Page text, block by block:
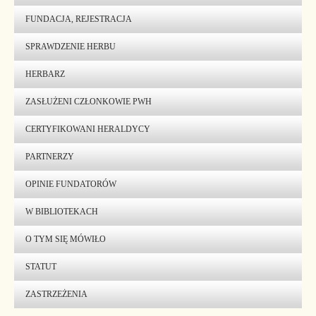
FUNDACJA, REJESTRACJA
SPRAWDZENIE HERBU
HERBARZ
ZASŁUŻENI CZŁONKOWIE PWH
CERTYFIKOWANI HERALDYCY
PARTNERZY
OPINIE FUNDATORÓW
W BIBLIOTEKACH
O TYM SIĘ MÓWIŁO
STATUT
ZASTRZEŻENIA